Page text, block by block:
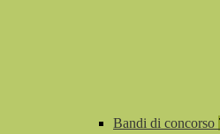
Bandi di concorso